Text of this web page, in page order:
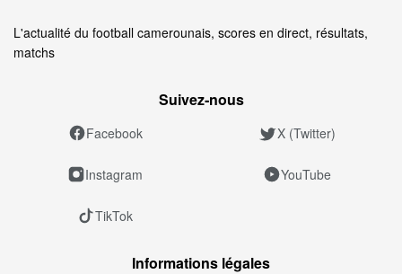
L'actualité du football camerounais, scores en direct, résultats,
matchs
Suivez‑nous
Facebook X (Twitter)
Instagram YouTube
TikTok
Informations légales